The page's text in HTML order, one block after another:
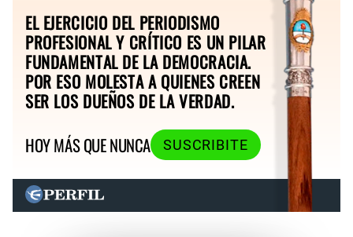
EL EJERCICIO DEL PERIODISMO
PROFESIONAL Y CRÍTICO ES UN PILAR
FUNDAMENTAL DE LA DEMOCRACIA.
POR ESO MOLESTA A QUIENES CREEN
SER LOS DUEÑOS DE LA VERDAD.
HOY MÁS QUE NUNCA
SUSCRIBITE